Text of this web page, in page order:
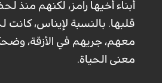
أبناء أخيها رامز، لكنهم منذ
قلبها. بالنسبة لإيناس،
معهم، جريهم في الأزقة،
معنى الحياة.